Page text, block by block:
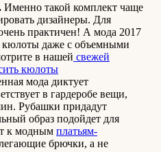
Именно такой комплект чаще
дизайнеры. Для
практичен! А мода 2017
кюлоты даже с объемными
в нашей свежей
мода диктует
в гардеробе вещи,
Рубашки придадут
образ подойдет для
к модным платьям-
брючки, а не